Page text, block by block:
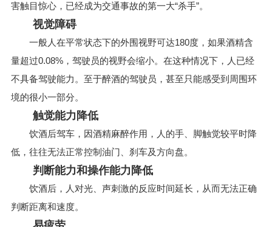
害触目惊心，已经成为交通事故的第一大“杀手”。
视觉障碍
一般人在平常状态下的外围视野可达180度，如果酒精含
量超过0.08%，驾驶员的视野会缩小。在这种情况下，人已经
不具备驾驶能力。至于醉酒的驾驶员，甚至只能感受到周围环
境的很小一部分。
触觉能力降低
饮酒后驾车，因酒精麻醉作用，人的手、脚触觉较平时降
低，往往无法正常控制油门、刹车及方向盘。
判断能力和操作能力降低
饮酒后，人对光、声刺激的反应时间延长，从而无法正确
判断距离和速度。